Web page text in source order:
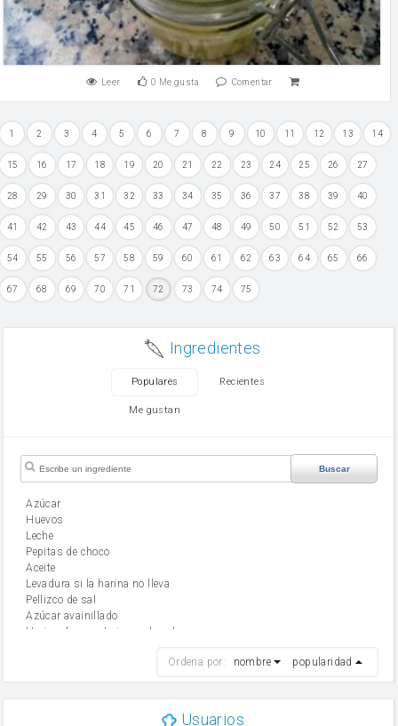
Leer 0 Me gusta Comentar
1 2 3 4 5 6 7 8 9 10 11 12 13 14
15 16 17 18 19 20 21 22 23 24 25 26 27
28 29 30 31 32 33 34 35 36 37 38 39 40
41 42 43 44 45 46 47 48 49 50 51 52 53
54 55 56 57 58 59 60 61 62 63 64 65 66
67 68 69 70 71 72 73 74 75
Ingredientes
Populares Recientes
Me gustan
Buscar
Azúcar
huevos
leche
Pepitas de choco
aceite
Levadura si la harina no lleva
Pellizco de sal
Azúcar avainillado
Harina de reposteria con levadura
mantequilla
Ordena por: nombre popularidad
Usuarios